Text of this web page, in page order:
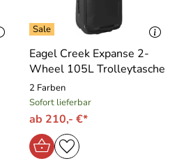
Eagel Creek Expanse 2-
Wheel 105L Trolleytasche
2 Farben
Sofort lieferbar
ab 210,- €*